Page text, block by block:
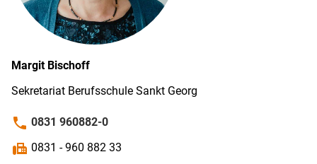
Margit Bischoff
Sekretariat Berufs­schule Sankt Georg
phone 0831 960882-0
fax 0831 - 960 882 33